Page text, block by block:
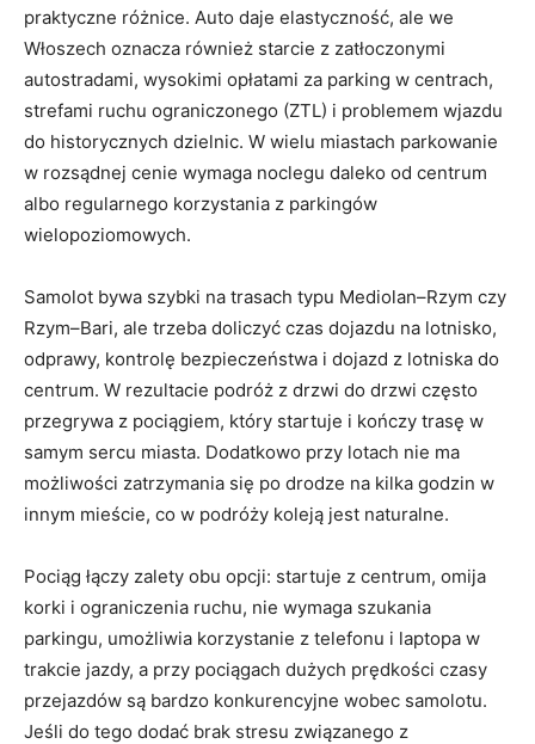
praktyczne różnice. Auto daje elastyczność, ale we
Włoszech oznacza również starcie z zatłoczonymi
autostradami, wysokimi opłatami za parking w centrach,
strefami ruchu ograniczonego (ZTL) i problemem wjazdu
do historycznych dzielnic. W wielu miastach parkowanie
w rozsądnej cenie wymaga noclegu daleko od centrum
albo regularnego korzystania z parkingów
wielopoziomowych.
Samolot bywa szybki na trasach typu Mediolan–Rzym czy
Rzym–Bari, ale trzeba doliczyć czas dojazdu na lotnisko,
odprawy, kontrolę bezpieczeństwa i dojazd z lotniska do
centrum. W rezultacie podróż z drzwi do drzwi często
przegrywa z pociągiem, który startuje i kończy trasę w
samym sercu miasta. Dodatkowo przy lotach nie ma
możliwości zatrzymania się po drodze na kilka godzin w
innym mieście, co w podróży koleją jest naturalne.
Pociąg łączy zalety obu opcji: startuje z centrum, omija
korki i ograniczenia ruchu, nie wymaga szukania
parkingu, umożliwia korzystanie z telefonu i laptopa w
trakcie jazdy, a przy pociągach dużych prędkości czasy
przejazdów są bardzo konkurencyjne wobec samolotu.
Jeśli do tego dodać brak stresu związanego z